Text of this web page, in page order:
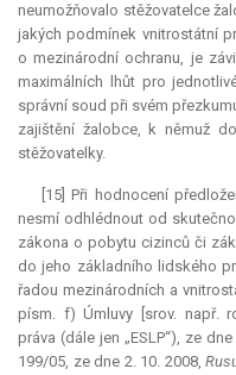
neumožňovalo stěžovatelce
jakých podmínek vnitrostátní
o mezinárodní ochranu, je
maximálních lhůt pro
správní soud při svém
zajištění žalobce, k němuž
stěžovatelky.
[15] Při hodnocení
nesmí odhlédnout od
zákona o pobytu cizinců či
do jeho základního lidského
řadou mezinárodních a
písm. f) Úmluvy [srov. např.
práva (dále jen „ESLP“), ze
199/05, ze dne 2. 10. 2008,